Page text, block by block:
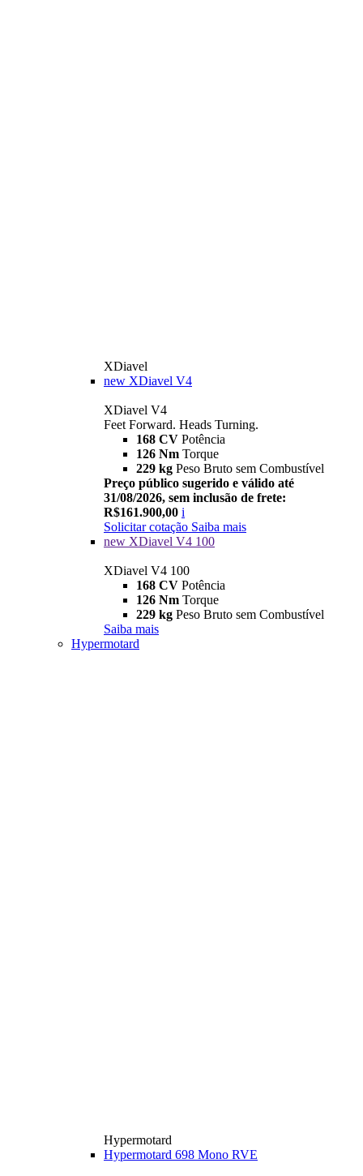
XDiavel
new XDiavel V4
XDiavel V4
Feet Forward. Heads Turning.
168 CV Potência
126 Nm Torque
229 kg Peso Bruto sem Combustível
Preço público sugerido e válido até
31/08/2026, sem inclusão de frete:
R$161.900,00 i
Solicitar cotação Saiba mais
new XDiavel V4 100
XDiavel V4 100
168 CV Potência
126 Nm Torque
229 kg Peso Bruto sem Combustível
Saiba mais
Hypermotard
Hypermotard
Hypermotard 698 Mono RVE